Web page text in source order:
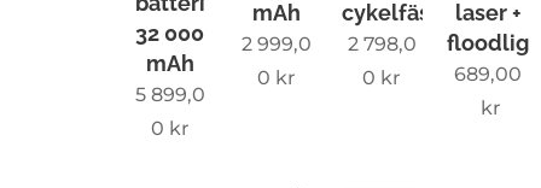
ett
ögonbl
32 000
mAh
5 899,0
0 kr
mAh
2 999,0
0 kr
cykelfäste
2 798,0
0 kr
laser +
689,00
kr